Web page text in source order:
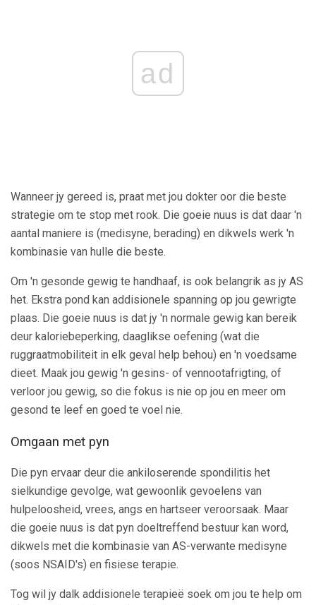
ad
Wanneer jy gereed is, praat met jou dokter oor die beste
strategie om te stop met rook. Die goeie nuus is dat daar 'n
aantal maniere is (medisyne, berading) en dikwels werk 'n
kombinasie van hulle die beste.
Om 'n gesonde gewig te handhaaf, is ook belangrik as jy AS
het. Ekstra pond kan addisionele spanning op jou gewrigte
plaas. Die goeie nuus is dat jy 'n normale gewig kan bereik
deur kaloriebeperking, daaglikse oefening (wat die
ruggraatmobiliteit in elk geval help behou) en 'n voedsame
dieet. Maak jou gewig 'n gesins- of vennootafrigting, of
verloor jou gewig, so die fokus is nie op jou en meer om
gesond te leef en goed te voel nie.
Omgaan met pyn
Die pyn ervaar deur die ankiloserende spondilitis het
sielkundige gevolge, wat gewoonlik gevoelens van
hulpeloosheid, vrees, angs en hartseer veroorsaak. Maar
die goeie nuus is dat pyn doeltreffend bestuur kan word,
dikwels met die kombinasie van AS-verwante medisyne
(soos NSAID's) en fisiese terapie.
Tog wil jy dalk addisionele terapieë soek om jou te help om